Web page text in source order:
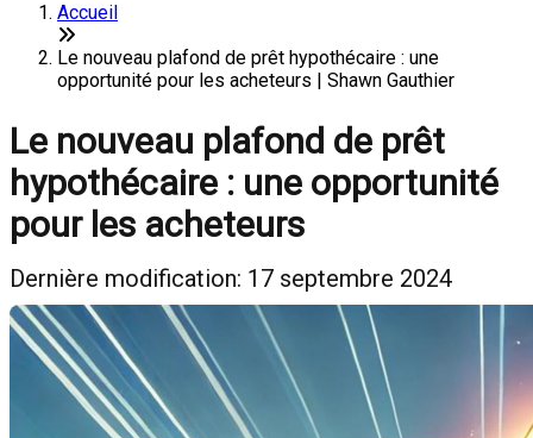
Accueil
Le nouveau plafond de prêt hypothécaire : une
opportunité pour les acheteurs | Shawn Gauthier
Le nouveau plafond de prêt
hypothécaire : une opportunité
pour les acheteurs
Dernière modification: 17 septembre 2024